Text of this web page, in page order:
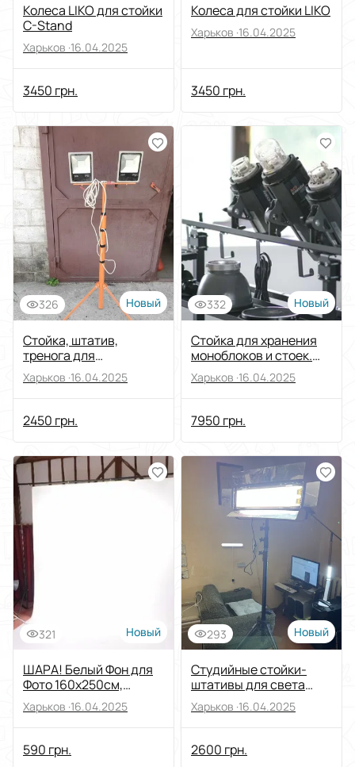
От До
Состояние
Применить
Сбросить все
Колеса LIKO для стойки
C-Stand
Харьков ·16.04.2025
3450 грн.
Колеса для стойки LIKO
Харьков ·16.04.2025
3450 грн.
326 Новый
Стойка, штатив,
тренога для
прожекторов, ламп 2, 3
м
Харьков ·16.04.2025
2450 грн.
332 Новый
Стойка для хранения
моноблоков и стоек.
LIKO
Харьков ·16.04.2025
7950 грн.
321 Новый
ШАРА! Белый Фон для
Фото 160х250см,
Фотофон Виниловый
для фотостудии
Харьков ·16.04.2025
590 грн.
293 Новый
Студийные стойки-
штативы для света
Logocam LS-9/920
Харьков ·16.04.2025
2600 грн.